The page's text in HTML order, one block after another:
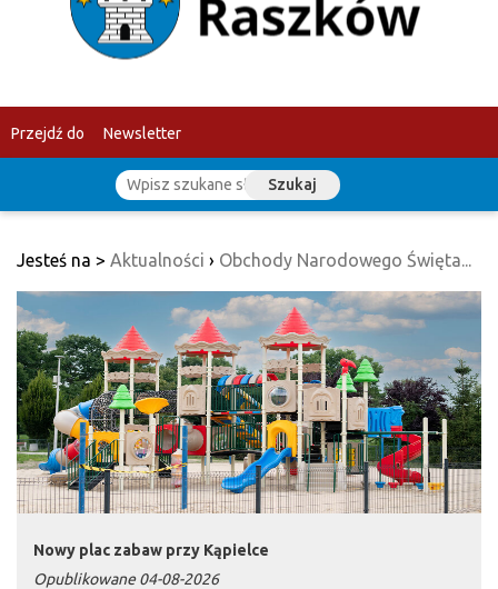
Przejdź do Newsletter
Szukaj
Jesteś na > Aktualności › Obchody Narodowego Święta...
Nowy plac zabaw przy Kąpielce
Opublikowane 04-08-2026